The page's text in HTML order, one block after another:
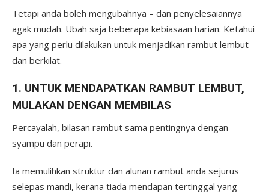
Tetapi anda boleh mengubahnya – dan penyelesaiannya
agak mudah. Ubah saja beberapa kebiasaan harian. Ketahui
apa yang perlu dilakukan untuk menjadikan rambut lembut
dan berkilat.
1. UNTUK MENDAPATKAN RAMBUT LEMBUT,
MULAKAN DENGAN MEMBILAS
Percayalah, bilasan rambut sama pentingnya dengan
syampu dan perapi.
Ia memulihkan struktur dan alunan rambut anda sejurus
selepas mandi, kerana tiada mendapan tertinggal yang